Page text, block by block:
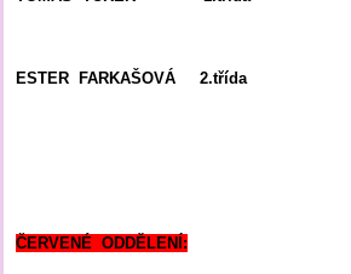
ESTER FARKAŠOVÁ 2.třída
ČERVENÉ ODDĚLENÍ: